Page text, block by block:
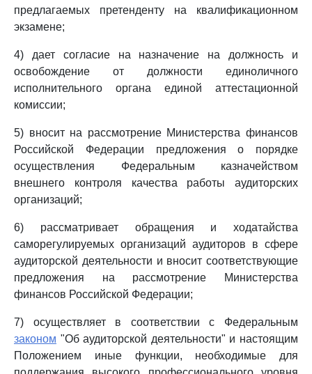
предлагаемых претенденту на квалификационном
экзамене;
4) дает согласие на назначение на должность и
освобождение от должности единоличного
исполнительного органа единой аттестационной
комиссии;
5) вносит на рассмотрение Министерства финансов
Российской Федерации предложения о порядке
осуществления Федеральным казначейством
внешнего контроля качества работы аудиторских
организаций;
6) рассматривает обращения и ходатайства
саморегулируемых организаций аудиторов в сфере
аудиторской деятельности и вносит соответствующие
предложения на рассмотрение Министерства
финансов Российской Федерации;
7) осуществляет в соответствии с Федеральным
законом "Об аудиторской деятельности" и настоящим
Положением иные функции, необходимые для